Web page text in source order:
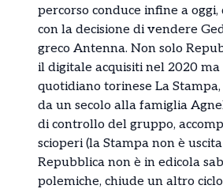
percorso conduce infine a
con la decisione di vendere
greco Antenna. Non solo
il digitale acquisiti nel 2020 ma
quotidiano torinese La
da un secolo alla famiglia
di controllo del gruppo,
scioperi (la Stampa non è
Repubblica non è in edicola
polemiche, chiude un altro